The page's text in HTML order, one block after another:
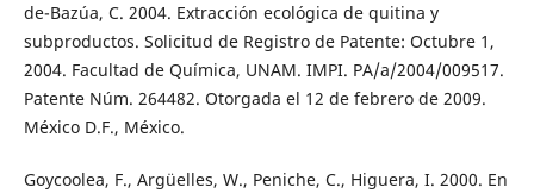
de-Bazúa, C. 2004. Extracción ecológica de quitina y
subproductos. Solicitud de Registro de Patente: Octubre 1,
2004. Facultad de Química, UNAM. IMPI. PA/a/2004/009517.
Patente Núm. 264482. Otorgada el 12 de febrero de 2009.
México D.F., México.
Goycoolea, F., Argüelles, W., Peniche, C., Higuera, I. 2000. En